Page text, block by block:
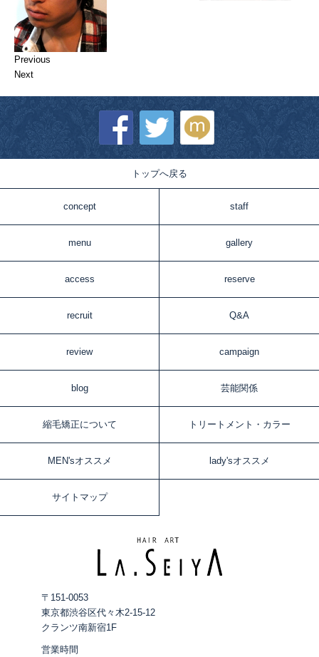
Previous
Next
トップへ戻る
concept staff
menu gallery
access reserve
recruit Q&A
review campaign
blog 芸能関係
縮毛矯正について トリートメント・カラー
MEN'sオススメ lady'sオススメ
サイトマップ
〒151‐0053
東京都渋谷区代々木2‐15‐12
クランツ南新宿1F
営業時間